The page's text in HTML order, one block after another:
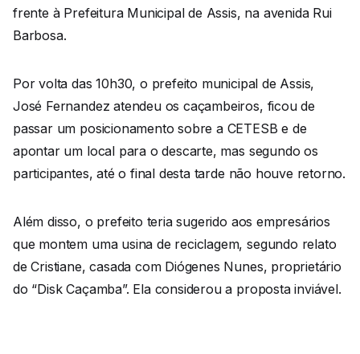
frente à Prefeitura Municipal de Assis, na avenida Rui
Barbosa.
Por volta das 10h30, o prefeito municipal de Assis,
José Fernandez atendeu os caçambeiros, ficou de
passar um posicionamento sobre a CETESB e de
apontar um local para o descarte, mas segundo os
participantes, até o final desta tarde não houve retorno.
Além disso, o prefeito teria sugerido aos empresários
que montem uma usina de reciclagem, segundo relato
de Cristiane, casada com Diógenes Nunes, proprietário
do “Disk Caçamba”. Ela considerou a proposta inviável.